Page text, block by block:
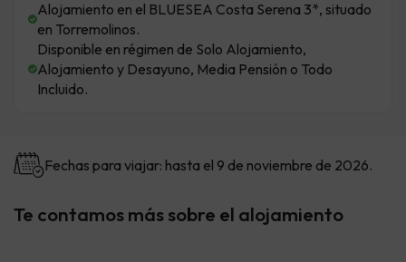
Alojamiento en el BLUESEA Costa Serena 3*, situado
en Torremolinos.
Disponible en régimen de Solo Alojamiento,
Alojamiento y Desayuno, Media Pensión o Todo
Incluido.
Fechas para viajar: hasta el 9 de noviembre de 2026.
Te contamos más sobre el alojamiento